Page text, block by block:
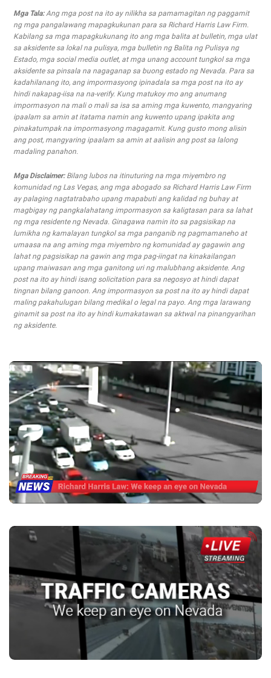
Mga Tala:Ang mga post na ito ay nilikha sa pamamagitan ng paggamit
ng mga pangalawang mapagkukunan para sa Richard Harris Law Firm.
Kabilang sa mga mapagkukunang ito ang mga balita at bulletin, mga ulat
sa aksidente sa lokal na pulisya, mga bulletin ng Balita ng Pulisya ng
Estado, mga social media outlet, at mga unang account tungkol sa mga
aksidente sa pinsala na nagaganap sa buong estado ng Nevada. Para sa
kadahilanang ito, ang impormasyong ipinadala sa mga post na ito ay
hindi nakapag-iisa na na-verify. Kung matukoy mo ang anumang
impormasyon na mali o mali sa isa sa aming mga kuwento, mangyaring
ipaalam sa amin at itatama namin ang kuwento upang ipakita ang
pinakatumpak na impormasyong magagamit. Kung gusto mong alisin
ang post, mangyaring ipaalam sa amin at aalisin ang post sa lalong
madaling panahon.
Mga Disclaimer:Bilang lubos na itinuturing na mga miyembro ng
komunidad ng Las Vegas, ang mga abogado sa Richard Harris Law Firm
ay palaging nagtatrabaho upang mapabuti ang kalidad ng buhay at
magbigay ng pangkalahatang impormasyon sa kaligtasan para sa lahat
ng mga residente ng Nevada. Ginagawa namin ito sa pagsisikap na
lumikha ng kamalayan tungkol sa mga panganib ng pagmamaneho at
umaasa na ang aming mga miyembro ng komunidad ay gagawin ang
lahat ng pagsisikap na gawin ang mga pag-iingat na kinakailangan
upang maiwasan ang mga ganitong uri ng malubhang aksidente. Ang
post na ito ay hindi isang solicitation para sa negosyo at hindi dapat
tingnan bilang ganoon. Ang impormasyon sa post na ito ay hindi dapat
maling pakahulugan bilang medikal o legal na payo. Ang mga larawang
ginamit sa post na ito ay hindi kumakatawan sa aktwal na pinangyarihan
ng aksidente.